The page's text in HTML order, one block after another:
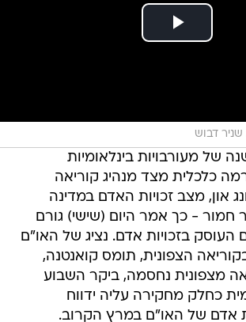
שניר דבוש
של מעורבויות בינלאומיות
כלכלית מצד מנהיג קוריאה
און, מצב זכויות האדם במדינה
חמור - כך אמר היום (שישי) גורם
בזכויות אדם. נציג של האו"ם
הצפונית, תומס קואנטנה,
מצפונית נחסמה, ביקר השבוע
כחלק מחקירה עליה ידווח
אדם של האו"ם במרץ הקרוב.